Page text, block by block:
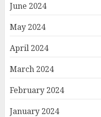
June 2024
May 2024
April 2024
March 2024
February 2024
January 2024